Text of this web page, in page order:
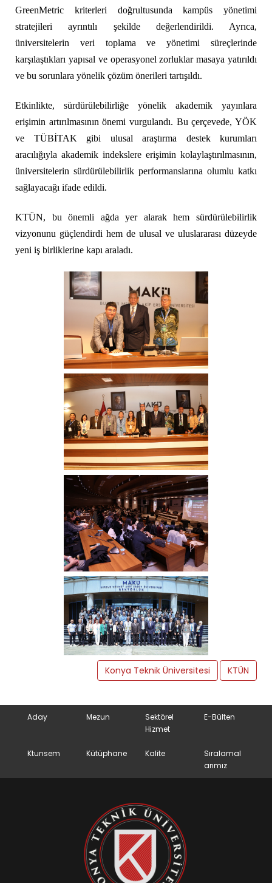
GreenMetric kriterleri doğrultusunda kampüs yönetimi
stratejileri ayrıntılı şekilde değerlendirildi. Ayrıca,
üniversitelerin veri toplama ve yönetimi süreçlerinde
karşılaştıkları yapısal ve operasyonel zorluklar masaya yatırıldı
ve bu sorunlara yönelik çözüm önerileri tartışıldı.
Etkinlikte, sürdürülebilirliğe yönelik akademik yayınlara
erişimin artırılmasının önemi vurgulandı. Bu çerçevede, YÖK
ve TÜBİTAK gibi ulusal araştırma destek kurumları
aracılığıyla akademik indekslere erişimin kolaylaştırılmasının,
üniversitelerin sürdürülebilirlik performanslarına olumlu katkı
sağlayacağı ifade edildi.
KTÜN, bu önemli ağda yer alarak hem sürdürülebilirlik
vizyonunu güçlendirdi hem de ulusal ve uluslararası düzeyde
yeni iş birliklerine kapı araladı.
Konya Teknik Üniversitesi KTÜN
Aday Mezun
Sektörel
Hizmet
E-Bülten
Ktunsem Kütüphane Kalite
Sıralamal
arımız